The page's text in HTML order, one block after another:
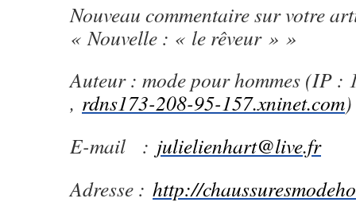
Nouveau commentaire sur votre
« Nouvelle : « le rêveur » »
Auteur : mode pour hommes (IP :
, rdns173-208-95-157.xninet.com)
E-mail : julielienhart@live.fr
Adresse : http://